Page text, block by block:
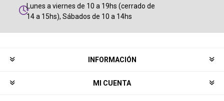
Lunes a viernes de 10 a 19hs (cerrado de
14 a 15hs), Sábados de 10 a 14hs
INFORMACIÓN
MI CUENTA